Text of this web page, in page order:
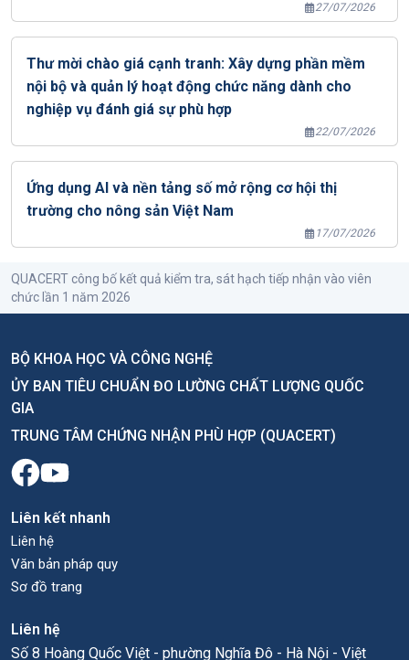
27/07/2026
Thư mời chào giá cạnh tranh: Xây dựng phần mềm
nội bộ và quản lý hoạt động chức năng dành cho
nghiệp vụ đánh giá sự phù hợp
22/07/2026
Ứng dụng AI và nền tảng số mở rộng cơ hội thị
trường cho nông sản Việt Nam
17/07/2026
QUACERT công bố kết quả kiểm tra, sát hạch tiếp nhận vào viên
chức lần 1 năm 2026
BỘ KHOA HỌC VÀ CÔNG NGHỆ
ỦY BAN TIÊU CHUẨN ĐO LƯỜNG CHẤT LƯỢNG QUỐC
GIA
TRUNG TÂM CHỨNG NHẬN PHÙ HỢP (QUACERT)
Liên kết nhanh
Liên hệ
Văn bản pháp quy
Sơ đồ trang
Liên hệ
Số 8 Hoàng Quốc Việt - phường Nghĩa Đô - Hà Nội - Việt